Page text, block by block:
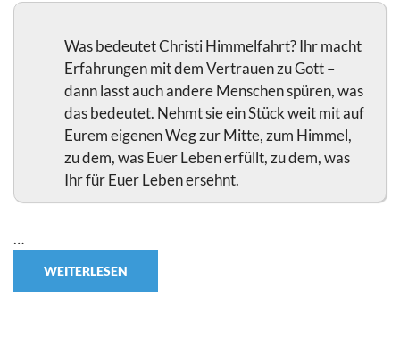
Was bedeutet Christi Himmelfahrt? Ihr macht
Erfahrungen mit dem Vertrauen zu Gott –
dann lasst auch andere Menschen spüren, was
das bedeutet. Nehmt sie ein Stück weit mit auf
Eurem eigenen Weg zur Mitte, zum Himmel,
zu dem, was Euer Leben erfüllt, zu dem, was
Ihr für Euer Leben ersehnt.
…
WEITERLESEN